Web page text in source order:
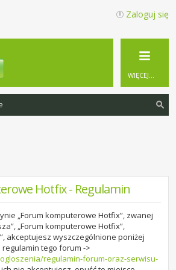
Zaloguj się
WIĘCEJ…
Hotfix - Regulamin
„Forum komputerowe Hotfix”, zwanej
„Forum komputerowe Hotfix”,
akceptujesz wyszczególnione poniżej
tego forum ->
regulamin-forum-oraz-serwisu-